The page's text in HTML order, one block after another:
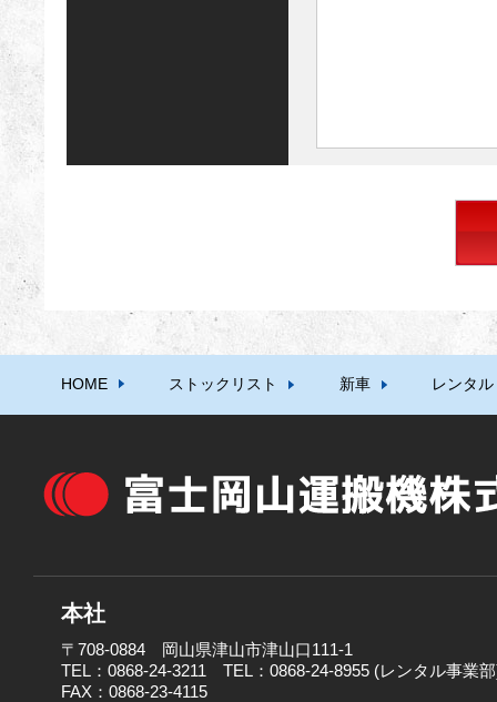
HOME ストックリスト 新車 レンタル
本社
〒708-0884 岡山県津山市津山口111-1
TEL：0868-24-3211 TEL：0868-24-8955 (レンタル事業
FAX：0868-23-4115